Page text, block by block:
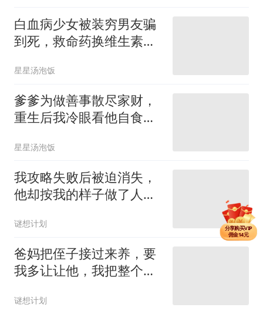
白血病少女被装穷男友骗
到死，救命药换维生素，
星星汤泡饭
爹爹为做善事散尽家财，
重生后我冷眼看他自食恶
星星汤泡饭
我攻略失败后被迫消失，
他却按我的样子做了人
谜想计划
爸妈把侄子接过来养，要
我多让让他，我把整个家
谜想计划
分享单篇
佣金3元
分享购买VIP
佣金14元